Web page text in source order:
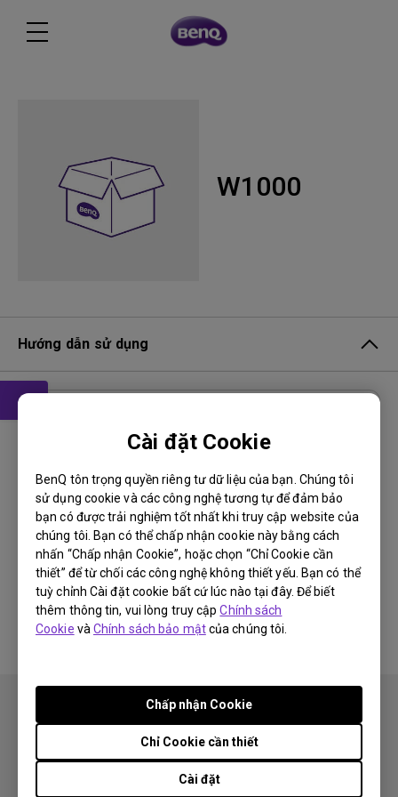
Cài đặt Cookie
BenQ tôn trọng quyền riêng tư dữ liệu của bạn. Chúng tôi
sử dụng cookie và các công nghệ tương tự để đảm bảo
bạn có được trải nghiệm tốt nhất khi truy cập website của
chúng tôi. Bạn có thể chấp nhận cookie này bằng cách
nhấn “Chấp nhận Cookie”, hoặc chọn “Chỉ Cookie cần
thiết” để từ chối các công nghệ không thiết yếu. Bạn có thể
tuỳ chỉnh Cài đặt cookie bất cứ lúc nào tại đây. Để biết
thêm thông tin, vui lòng truy cậpChính sách
Cookie vàChính sách bảo mậtcủa chúng tôi.
Cài đặt
Chỉ Cookie cần thiết
Chấp nhận Cookie
W1000
Hướng dẫn sử dụng
Cập nhật:
2009/09/11
Ngôn ngữ:English
Kích thước tập tin:16.31 MB
Phiên bản:
Preview